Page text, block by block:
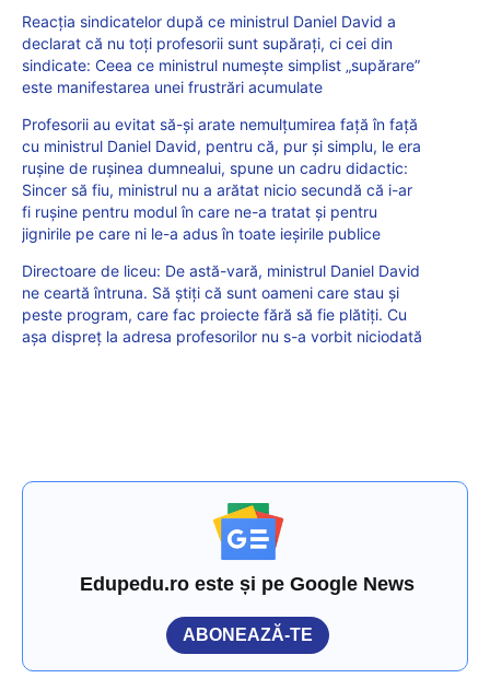
Reacția sindicatelor după ce ministrul Daniel David a
declarat că nu toți profesorii sunt supărați, ci cei din
sindicate: Ceea ce ministrul numește simplist „supărare”
este manifestarea unei frustrări acumulate
Profesorii au evitat să-și arate nemulțumirea față în față
cu ministrul Daniel David, pentru că, pur și simplu, le era
rușine de rușinea dumnealui, spune un cadru didactic:
Sincer să fiu, ministrul nu a arătat nicio secundă că i-ar
fi rușine pentru modul în care ne-a tratat și pentru
jignirile pe care ni le-a adus în toate ieșirile publice
Directoare de liceu: De astă-vară, ministrul Daniel David
ne ceartă întruna. Să știți că sunt oameni care stau și
peste program, care fac proiecte fără să fie plătiți. Cu
așa dispreț la adresa profesorilor nu s-a vorbit niciodată
Edupedu.ro este și pe Google News
ABONEAZĂ-TE